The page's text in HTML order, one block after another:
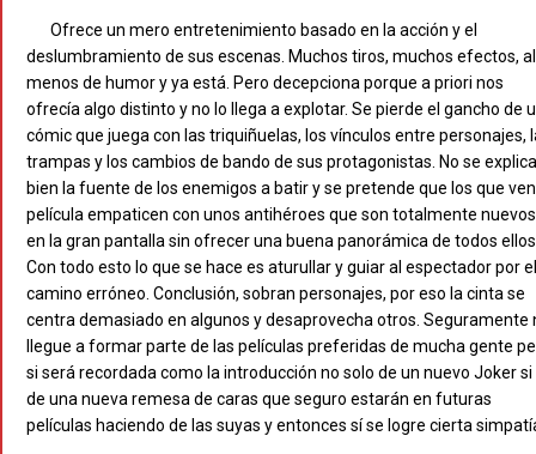
Ofrece un mero entretenimiento basado en la acción y el
deslumbramiento de sus escenas. Muchos tiros, muchos efectos,
menos de humor y ya está. Pero decepciona porque a priori nos
ofrecía algo distinto y no lo llega a explotar. Se pierde el gancho de
cómic que juega con las triquiñuelas, los vínculos entre personajes,
trampas y los cambios de bando de sus protagonistas. No se explica
bien la fuente de los enemigos a batir y se pretende que los que
película empaticen con unos antihéroes que son totalmente nuevos
en la gran pantalla sin ofrecer una buena panorámica de todos
Con todo esto lo que se hace es aturullar y guiar al espectador por el
camino erróneo. Conclusión, sobran personajes, por eso la cinta se
centra demasiado en algunos y desaprovecha otros. Seguramente
llegue a formar parte de las películas preferidas de mucha gente
si será recordada como la introducción no solo de un nuevo Joker si
de una nueva remesa de caras que seguro estarán en futuras
películas haciendo de las suyas y entonces sí se logre cierta